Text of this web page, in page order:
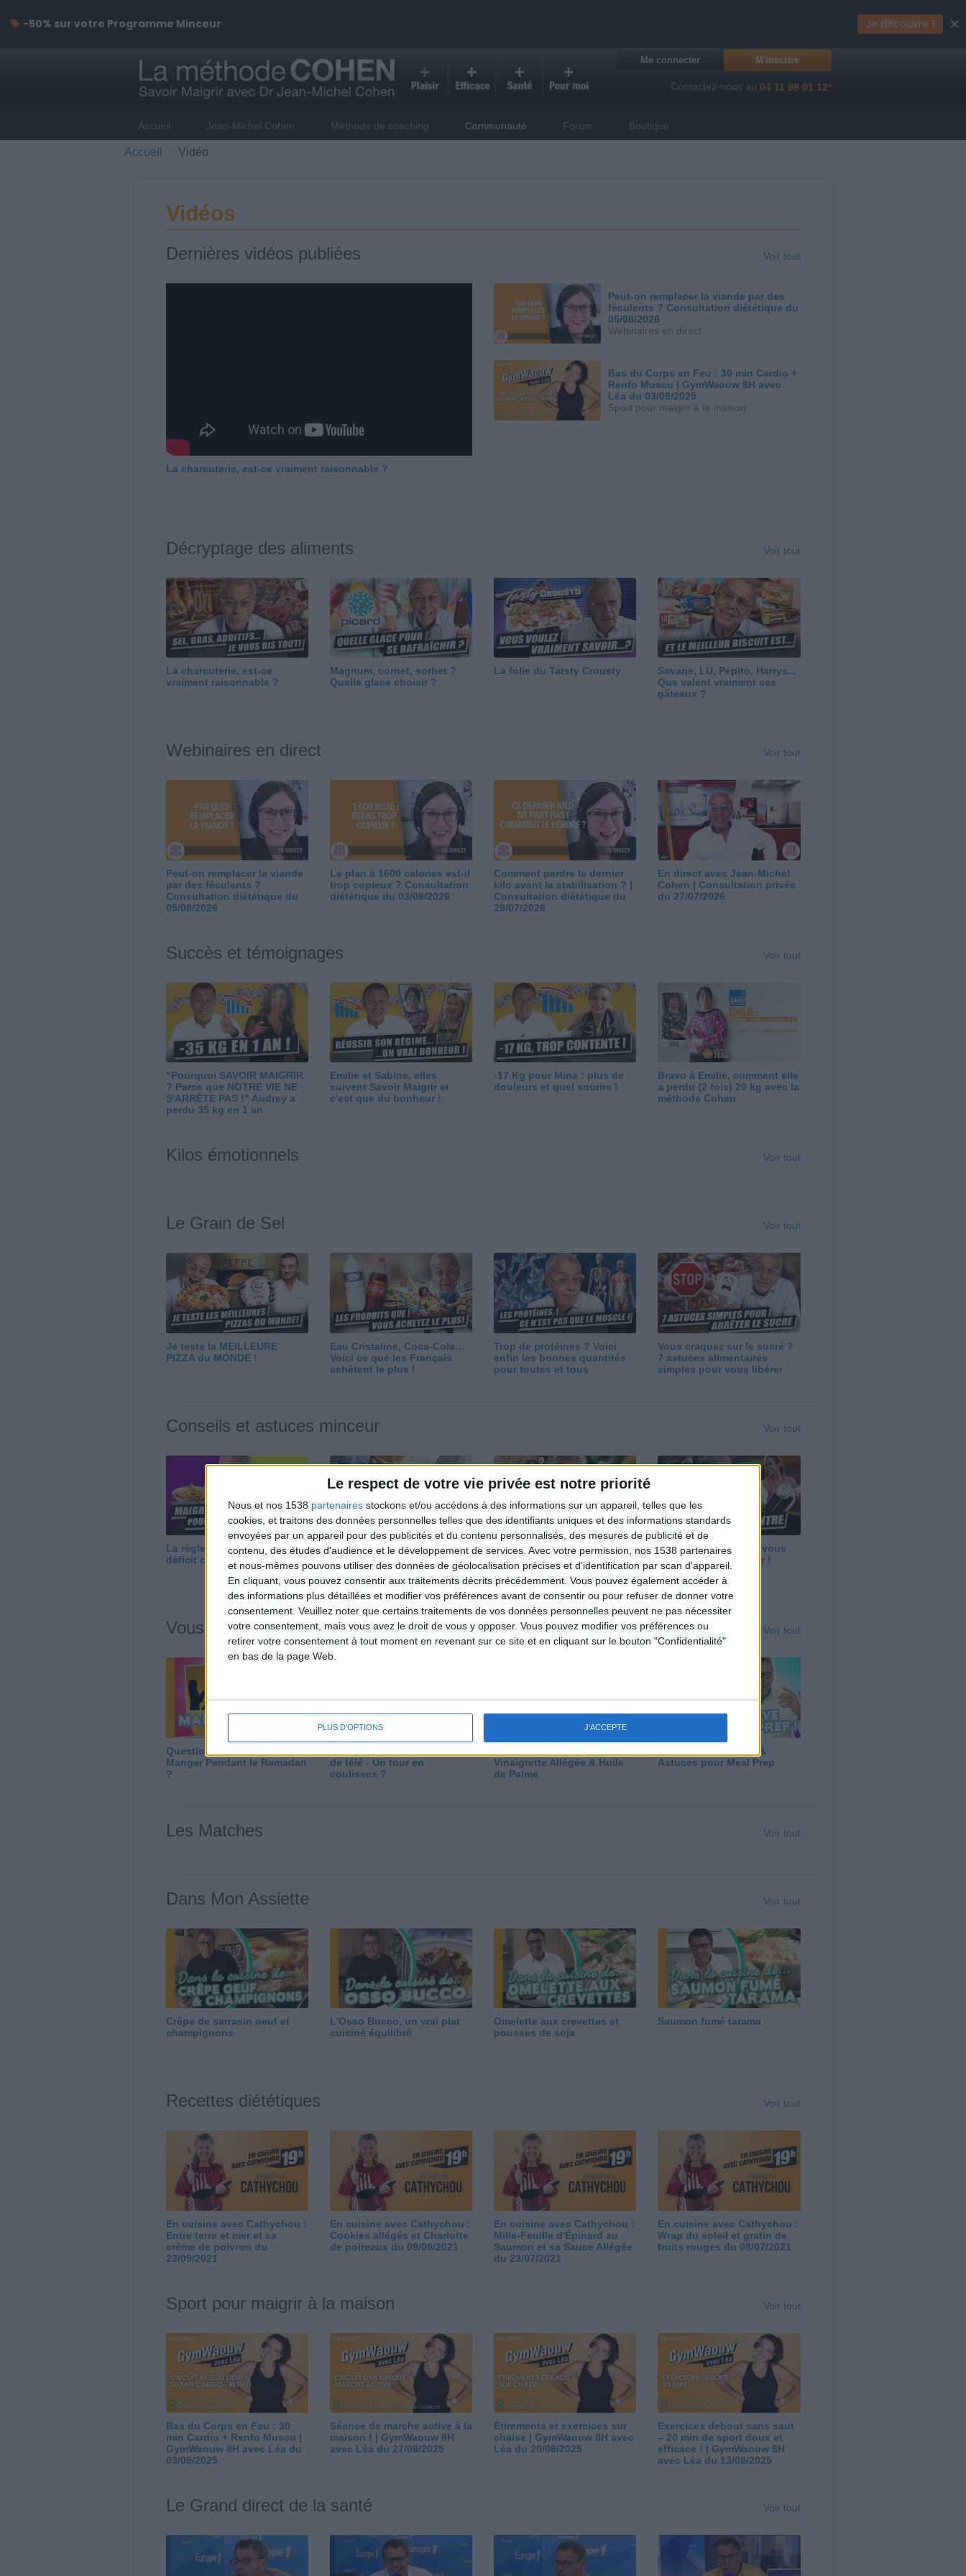
Le respect de votre vie privée est notre priorité
Nous et nos 1538 partenaires stockons et/ou accédons à des informations sur un appareil, telles que les
cookies, et traitons des données personnelles telles que des identifiants uniques et des informations standards
envoyées par un appareil pour des publicités et du contenu personnalisés, des mesures de publicité et de
contenu, des études d'audience et le développement de services. Avec votre permission, nos 1538 partenaires
et nous-mêmes pouvons utiliser des données de géolocalisation précises et d’identification par scan d'appareil.
En cliquant, vous pouvez consentir aux traitements décrits précédemment. Vous pouvez également accéder à
des informations plus détaillées et modifier vos préférences avant de consentir ou pour refuser de donner votre
consentement. Veuillez noter que certains traitements de vos données personnelles peuvent ne pas nécessiter
votre consentement, mais vous avez le droit de vous y opposer. Vous pouvez modifier vos préférences ou
retirer votre consentement à tout moment en revenant sur ce site et en cliquant sur le bouton "Confidentialité"
en bas de la page Web.
PLUS D'OPTIONS J'ACCEPTE
Me connecter M'inscrire
Contactez-nous au 04 11 88 01 12*
Accueil Jean-Michel Cohen Méthode de coaching Communauté Forum Boutique
Accueil Vidéo
Vidéos
Dernières vidéos publiées Voir tout
La charcuterie, est-ce vraiment raisonnable ?
Peut-on remplacer la viande par des
féculents ? Consultation diététique du
05/08/2026
Webinaires en direct
Bas du Corps en Feu : 30 min Cardio +
Renfo Muscu | GymWaouw 8H avec
Léa du 03/09/2025
Sport pour maigrir à la maison
Décryptage des aliments Voir tout
La charcuterie, est-ce
vraiment raisonnable ?
Magnum, cornet, sorbet ?
Quelle glace choisir ?
La folie du Tatsty Crousty
Savane, LU, Pepito, Harrys...
Que valent vraiment ces
gâteaux ?
Webinaires en direct Voir tout
Peut-on remplacer la viande
par des féculents ?
Consultation diététique du
05/08/2026
Le plan à 1600 calories est-il
trop copieux ? Consultation
diététique du 03/08/2026
Comment perdre le dernier
kilo avant la stabilisation ? |
Consultation diététique du
29/07/2026
En direct avec Jean-Michel
Cohen | Consultation privée
du 27/07/2026
Succès et témoignages Voir tout
"Pourquoi SAVOIR MAIGRIR
? Parce que NOTRE VIE NE
S'ARRÊTE PAS !" Audrey a
perdu 35 kg en 1 an
Emilie et Sabine, elles
suivent Savoir Maigrir et
c'est que du bonheur !
-17 Kg pour Mina : plus de
douleurs et quel sourire !
Bravo à Emilie, comment elle
a perdu (2 fois) 20 kg avec la
méthode Cohen
Kilos émotionnels Voir tout
Le Grain de Sel Voir tout
Je teste la MEILLEURE
PIZZA du MONDE !
Eau Cristaline, Coca-Cola…
Voici ce que les Français
achètent le plus !
Trop de protéines ? Voici
enfin les bonnes quantités
pour toutes et tous
Vous craquez sur le sucré ?
7 astuces alimentaires
simples pour vous libérer
Conseils et astuces minceur Voir tout
La règle N°1 pour maigrir : le
déficit calorique
Perdre 10 kg : ma méthode
est imparable
Et après la perte de poids ?
Je fais comment ?
Maigrir vite ? Ce que vous
devez vraiment savoir !
Vous m'avez demandé Voir tout
Question/Réponse : Que
Manger Pendant le Ramadan
?
de télé - Un tour en
coulisses ?
Vinaigrette Allégée & Huile
de Palme
Panga, Huile d'Olive &
Astuces pour Meal Prep
Les Matches Voir tout
Dans Mon Assiette Voir tout
Crêpe de sarrasin oeuf et
champignons
L'Osso Bucco, un vrai plat
cuisiné équilibré
Omelette aux crevettes et
pousses de soja
Saumon fumé tarama
Recettes diététiques Voir tout
En cuisine avec Cathychou :
Entre terre et mer et sa
crème de poivron du
23/09/2021
En cuisine avec Cathychou :
Cookies allégés et Charlotte
de poireaux du 09/09/2021
En cuisine avec Cathychou :
Mille-Feuille d'Épinard au
Saumon et sa Sauce Allégée
du 23/07/2021
En cuisine avec Cathychou :
Wrap du soleil et gratin de
fruits rouges du 08/07/2021
Sport pour maigrir à la maison Voir tout
Bas du Corps en Feu : 30
min Cardio + Renfo Muscu |
GymWaouw 8H avec Léa du
03/09/2025
Séance de marche active à la
maison ! | GymWaouw 8H
avec Léa du 27/08/2025
Étirements et exercices sur
chaise | GymWaouw 8H avec
Léa du 20/08/2025
Exercices debout sans saut
– 20 min de sport doux et
efficace ! | GymWaouw 8H
avec Léa du 13/08/2025
Le Grand direct de la santé Voir tout
-50% sur votre Programme Minceur Je découvre ! ×